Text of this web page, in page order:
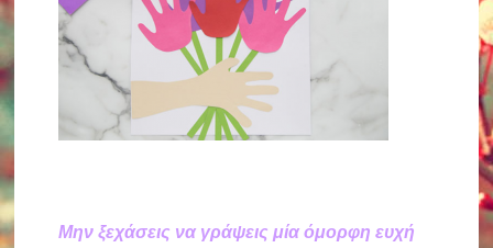
Μην ξεχάσεις να γράψεις μία όμορφη ευχή